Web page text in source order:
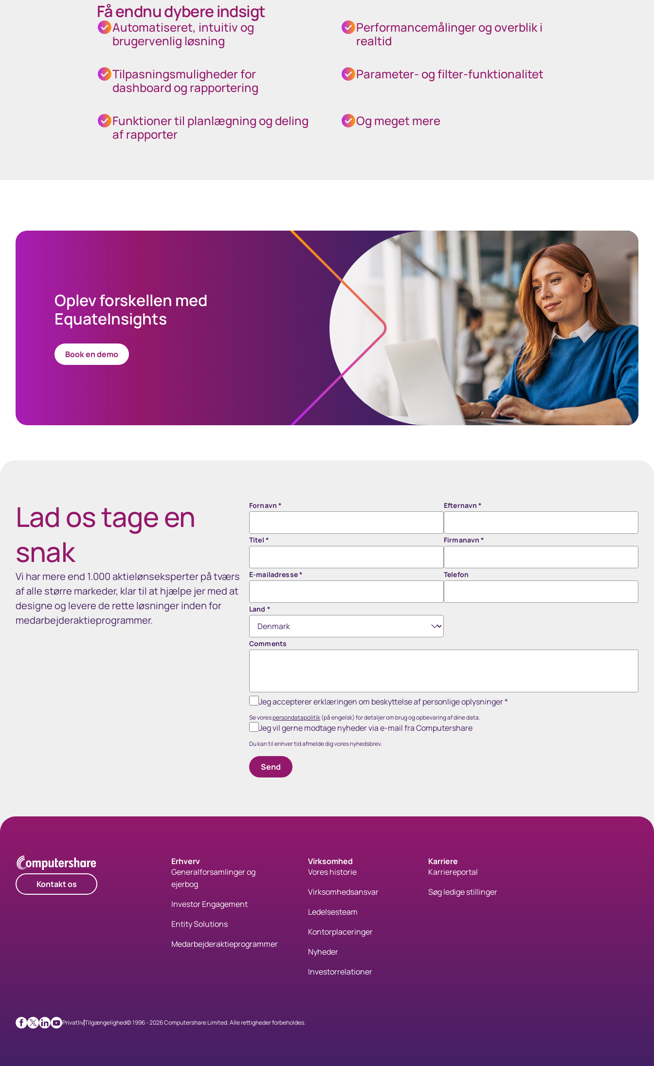
Få endnu dybere indsigt
Automatiseret, intuitiv og
brugervenlig løsning
Performancemålinger og overblik i
realtid
Tilpasningsmuligheder for
dashboard og rapportering
Parameter- og filter-funktionalitet
Funktioner til planlægning og deling
af rapporter
Og meget mere
Oplev forskellen med
EquateInsights
Book en demo
Lad os tage en
snak
Vi har mere end 1.000 aktielønseksperter på tværs
af alle større markeder, klar til at hjælpe jer med at
designe og levere de rette løsninger inden for
medarbejderaktieprogrammer.
Fornavn* Efternavn*
Titel * Firmanavn*
E-mailadresse* Telefon
Land *
Comments
Jeg accepterer erklæringen om beskyttelse af personlige oplysninger*
Se vorespersondatapolitik(på engelsk) for detaljer om brug og opbevaring af dine data.
Jeg vil gerne modtage nyheder via e-mail fra Computershare
Du kan til enhver tid afmelde dig vores nyhedsbrev.
Kontakt os
Erhverv
Generalforsamlinger og
ejerbog
Investor Engagement
Entity Solutions
Medarbejderaktieprogrammer
Virksomhed
Vores historie
Virksomhedsansvar
Ledelsesteam
Kontorplaceringer
Nyheder
Investorrelationer
Karriere
Karriereportal
Søg ledige stillinger
Facebook
X LinkedIn
Youtube
PrivatlivTilgængelighed© 1996 - 2026 Computershare Limited. Alle rettigheder forbeholdes.